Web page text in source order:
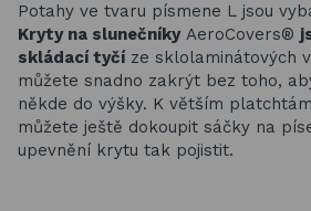
Potahy ve tvaru písmene L jsou
Kryty na slunečníky AeroCovers®
skládací tyčí ze sklolaminátových
můžete snadno zakrýt bez toho,
někde do výšky. K větším
můžete ještě dokoupit sáčky na
upevnění krytu tak pojistit.